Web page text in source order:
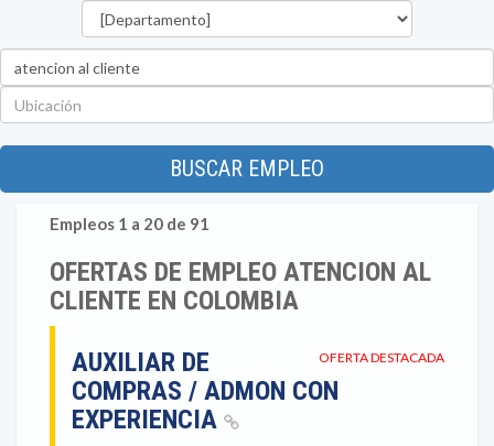
BUSCAR EMPLEO
Empleos 1 a 20 de 91
OFERTAS DE EMPLEO ATENCION AL
CLIENTE EN COLOMBIA
OFERTA DESTACADA
AUXILIAR DE
COMPRAS / ADMON CON
EXPERIENCIA